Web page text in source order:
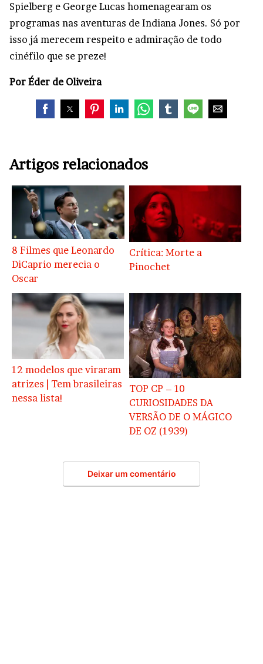
Spielberg e George Lucas homenagearam os
programas nas aventuras de Indiana Jones. Só por
isso já merecem respeito e admiração de todo
cinéfilo que se preze!
Por Éder de Oliveira
Artigos relacionados
8 Filmes que Leonardo
DiCaprio merecia o
Oscar
Crítica: Morte a
Pinochet
12 modelos que viraram
atrizes | Tem brasileiras
nessa lista!
TOP CP – 10
CURIOSIDADES DA
VERSÃO DE O MÁGICO
DE OZ (1939)
Deixar um comentário